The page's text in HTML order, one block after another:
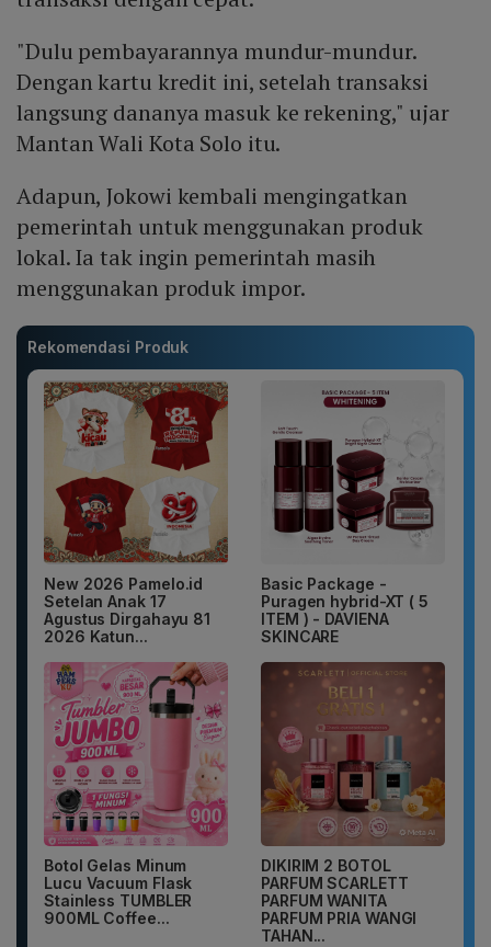
"Dulu pembayarannya mundur-mundur.
Dengan kartu kredit ini, setelah transaksi
langsung dananya masuk ke rekening," ujar
Mantan Wali Kota Solo itu.
Adapun, Jokowi kembali mengingatkan
pemerintah untuk menggunakan produk
lokal. Ia tak ingin pemerintah masih
menggunakan produk impor.
Rekomendasi Produk
New 2026 Pamelo.id
Setelan Anak 17
Agustus Dirgahayu 81
2026 Katun...
Basic Package -
Puragen hybrid-XT ( 5
ITEM ) - DAVIENA
SKINCARE
Botol Gelas Minum
Lucu Vacuum Flask
Stainless TUMBLER
900ML Coffee...
DIKIRIM 2 BOTOL
PARFUM SCARLETT
PARFUM WANITA
PARFUM PRIA WANGI
TAHAN...